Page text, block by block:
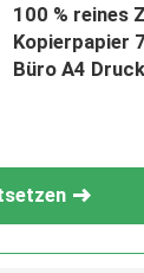
100 % reines
Kopierpapier
Büro A4